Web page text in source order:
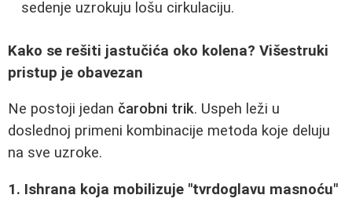
sedenje uzrokuju lošu cirkulaciju.
Kako se rešiti jastučića oko kolena? Višestruki
pristup je obavezan
Ne postoji jedan čarobni trik. Uspeh leži u
doslednoj primeni kombinacije metoda koje deluju
na sve uzroke.
1. Ishrana koja mobilizuje "tvrdoglavu masnoću"